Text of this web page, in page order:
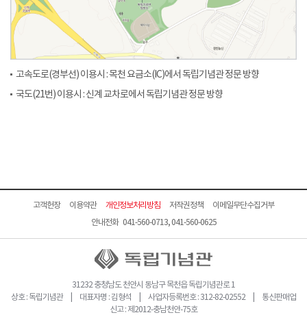
고속도로(경부선) 이용시 : 목천 요금소(IC)에서 독립기념관 정문 방향
국도(21번) 이용시 : 신계 교차로에서 독립기념관 정문 방향
고객헌장 이용약관 개인정보처리방침 저작권정책
이메일무단수집거부
안내전화 041-560-0713, 041-560-0625
31232 충청남도 천안시 동남구 목천읍 독립기념관로 1
상호 : 독립기념관 | 대표자명 : 김형석 | 사업자등록번호 : 312-82-02552 | 통신판매업
신고 : 제2012-충남천안-75호